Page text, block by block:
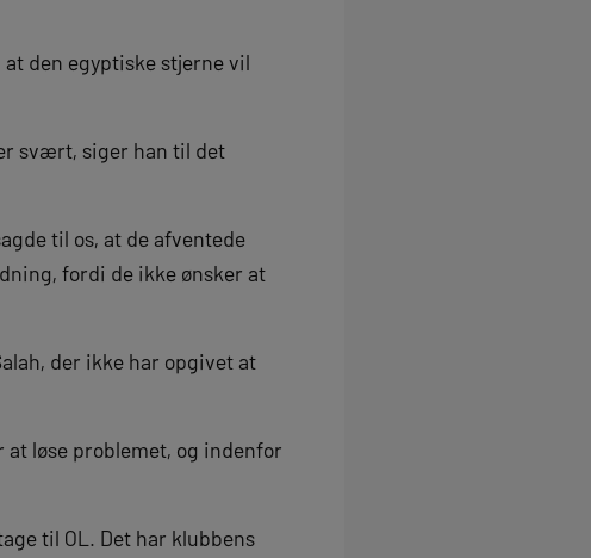
den egyptiske stjerne vil
svært, siger han til det
til os, at de afventede
fordi de ikke ønsker at
der ikke har opgivet at
løse problemet, og indenfor
til OL. Det har klubbens